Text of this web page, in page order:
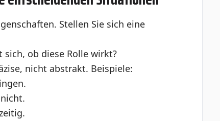
Stellen Sie sich eine
ob diese Rolle wirkt?
nicht abstrakt. Beispiele: